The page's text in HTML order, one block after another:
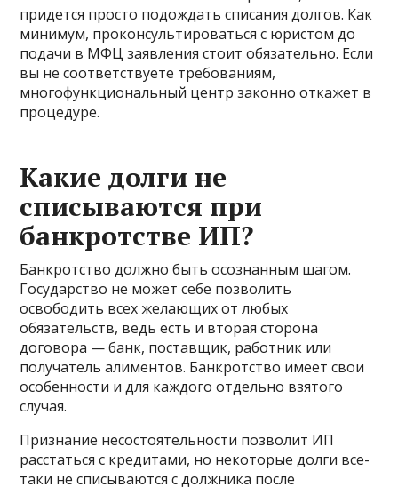
придется просто подождать списания долгов. Как
минимум, проконсультироваться с юристом до
подачи в МФЦ заявления стоит обязательно. Если
вы не соответствуете требованиям,
многофункциональный центр законно откажет в
процедуре.
Какие долги не
списываются при
банкротстве ИП?
Банкротство должно быть осознанным шагом.
Государство не может себе позволить
освободить всех желающих от любых
обязательств, ведь есть и вторая сторона
договора — банк, поставщик, работник или
получатель алиментов. Банкротство имеет свои
особенности и для каждого отдельно взятого
случая.
Признание несостоятельности позволит ИП
расстаться с кредитами, но некоторые долги все-
таки не списываются с должника после